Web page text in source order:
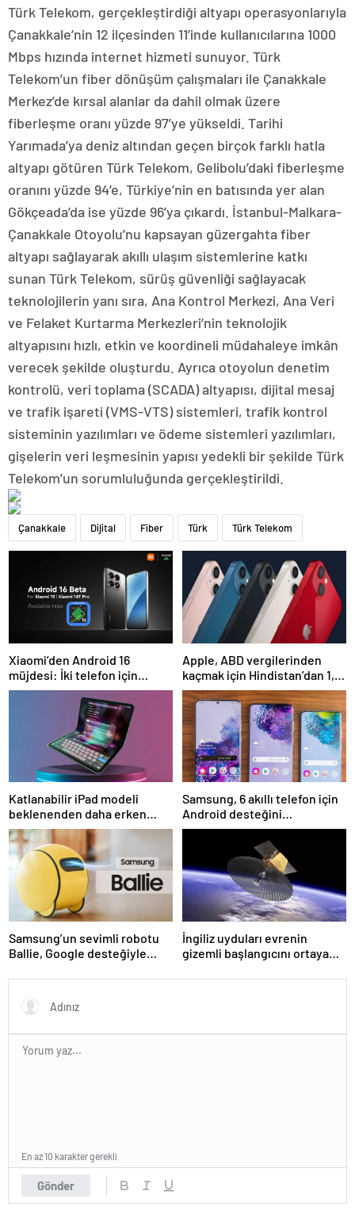
Türk Telekom, gerçekleştirdiği altyapı operasyonlarıyla
Çanakkale’nin 12 ilçesinden 11’inde kullanıcılarına 1000
Mbps hızında internet hizmeti sunuyor. Türk
Telekom’un fiber dönüşüm çalışmaları ile Çanakkale
Merkez’de kırsal alanlar da dahil olmak üzere
fiberleşme oranı yüzde 97’ye yükseldi. Tarihi
Yarımada’ya deniz altından geçen birçok farklı hatla
altyapı götüren Türk Telekom, Gelibolu’daki fiberleşme
oranını yüzde 94’e, Türkiye’nin en batısında yer alan
Gökçeada’da ise yüzde 96’ya çıkardı. İstanbul-Malkara-
Çanakkale Otoyolu’nu kapsayan güzergahta fiber
altyapı sağlayarak akıllı ulaşım sistemlerine katkı
sunan Türk Telekom, sürüş güvenliği sağlayacak
teknolojilerin yanı sıra, Ana Kontrol Merkezi, Ana Veri
ve Felaket Kurtarma Merkezleri’nin teknolojik
altyapısını hızlı, etkin ve koordineli müdahaleye imkân
verecek şekilde oluşturdu. Ayrıca otoyolun denetim
kontrolü, veri toplama (SCADA) altyapısı, dijital mesaj
ve trafik işareti (VMS-VTS) sistemleri, trafik kontrol
sisteminin yazılımları ve ödeme sistemleri yazılımları,
gişelerin veri leşmesinin yapısı yedekli bir şekilde Türk
Telekom’un sorumluluğunda gerçekleştirildi.
Çanakkale Dijital Fiber Türk Türk Telekom
Xiaomi’den Android 16
müjdesi: İki telefon için
yayınlandı
Apple, ABD vergilerinden
kaçmak için Hindistan’dan 1,5
milyon iPhone getirdi
Katlanabilir iPad modeli
beklenenden daha erken
gelecek
Samsung, 6 akıllı telefon için
Android desteğini
sonlandırıyor
Samsung’un sevimli robotu
Ballie, Google desteğiyle
İngiliz uyduları evrenin
gizemli başlangıcını ortaya
Gönder
En az 10 karakter gerekli